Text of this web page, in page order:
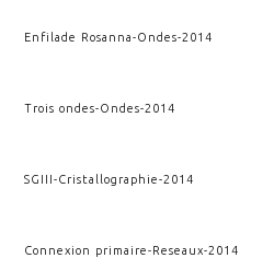
Enfilade Rosanna-Ondes-2014
Trois ondes-Ondes-2014
SGIII-Cristallographie-2014
Connexion primaire-Reseaux-2014